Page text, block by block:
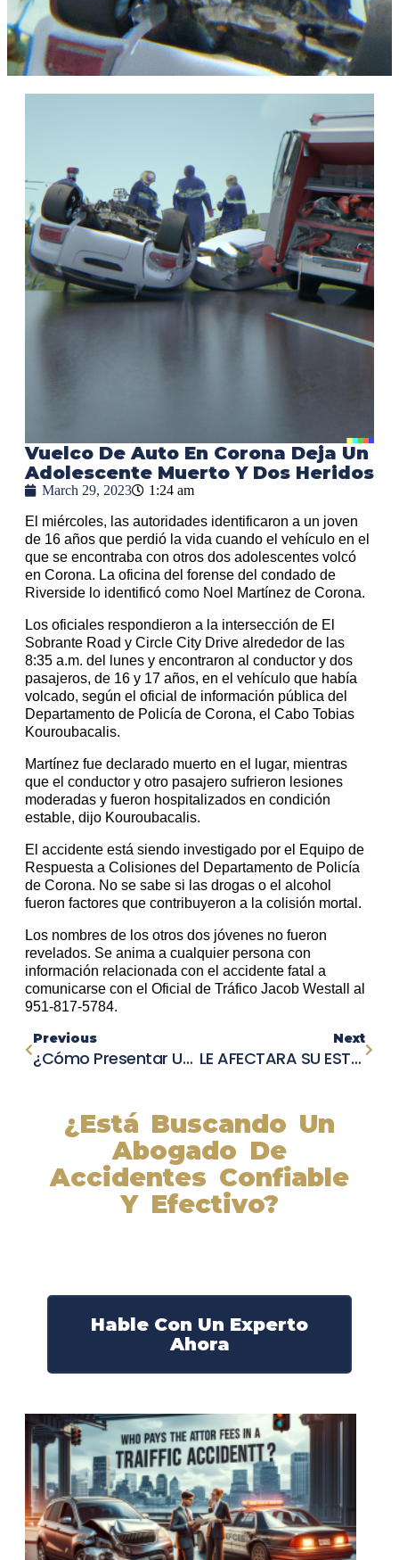
Vuelco De Auto En Corona Deja Un
Adolescente Muerto Y Dos Heridos
March 29, 2023 1:24 am
El miércoles, las autoridades identificaron a un joven
de 16 años que perdió la vida cuando el vehículo en el
que se encontraba con otros dos adolescentes volcó
en Corona. La oficina del forense del condado de
Riverside lo identificó como Noel Martínez de Corona.
Los oficiales respondieron a la intersección de El
Sobrante Road y Circle City Drive alrededor de las
8:35 a.m. del lunes y encontraron al conductor y dos
pasajeros, de 16 y 17 años, en el vehículo que había
volcado, según el oficial de información pública del
Departamento de Policía de Corona, el Cabo Tobias
Kouroubacalis.
Martínez fue declarado muerto en el lugar, mientras
que el conductor y otro pasajero sufrieron lesiones
moderadas y fueron hospitalizados en condición
estable, dijo Kouroubacalis.
El accidente está siendo investigado por el Equipo de
Respuesta a Colisiones del Departamento de Policía
de Corona. No se sabe si las drogas o el alcohol
fueron factores que contribuyeron a la colisión mortal.
Los nombres de los otros dos jóvenes no fueron
revelados. Se anima a cualquier persona con
información relacionada con el accidente fatal a
comunicarse con el Oficial de Tráfico Jacob Westall al
951-817-5784.
Previous
¿Cómo Presentar Una Reclamación Laboral?
Next
LE AFECTARA SU ESTATUS MIGRATORIO A SU CASO?
¿Está Buscando Un
Abogado De
Accidentes Confiable
Y Efectivo?
Hable Con Un Experto
Ahora